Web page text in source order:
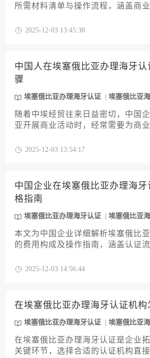
所需材料清单与操作流程，涵盖商
司章程、授权委托书、资质证明等
2025-12-03 13:45:38
中国人在埃塞俄比亚办理海牙认
骤
埃塞俄比亚办理海牙认证 埃塞俄比亚
随着中埃经贸往来日益密切，中国
亚开展商业活动时，经常需要为商
中国企业主及高管提供一份详尽的
环节的注意事项、潜在挑战及应对
效、顺利地完成埃塞俄比亚办理海
业活动的合规性。
2025-12-03 13:54:17
中国企业在埃塞俄比亚办理海
格指南
埃塞俄比亚办理海牙认证 埃塞俄比亚
本文为中国企业详细解析埃塞俄比
的费用构成及操作指南，涵盖认证
和市场实践，帮助企业主高效完成
2025-12-03 14:56:44
在埃塞俄比亚办理海牙认证机构
埃塞俄比亚办理海牙认证 埃塞俄比亚
在埃塞俄比亚办理海牙认证是企业
关键环节，选择合适的认证机构直